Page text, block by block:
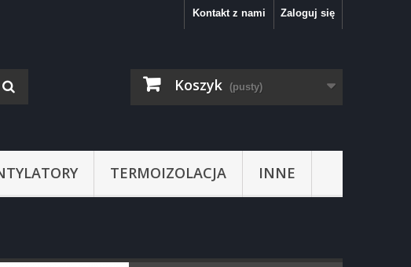
Zaloguj się
Kontakt z nami
Koszyk (pusty)
TERMOIZOLACJA INNE